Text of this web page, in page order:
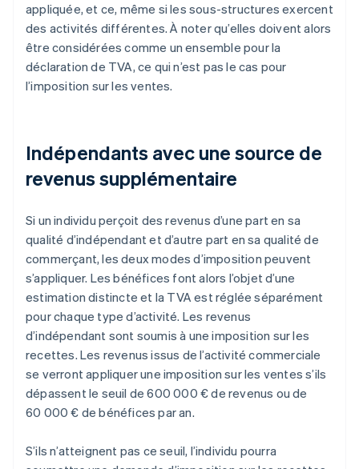
appliquée, et ce, même si les sous-structures exercent
des activités différentes. À noter qu’elles doivent alors
être considérées comme un ensemble pour la
déclaration de TVA, ce qui n’est pas le cas pour
l’imposition sur les ventes.
Indépendants avec une source de
revenus supplémentaire
Si un individu perçoit des revenus d’une part en sa
qualité d’indépendant et d’autre part en sa qualité de
commerçant, les deux modes d’imposition peuvent
s’appliquer. Les bénéfices font alors l’objet d’une
estimation distincte et la TVA est réglée séparément
pour chaque type d’activité. Les revenus
d’indépendant sont soumis à une imposition sur les
recettes. Les revenus issus de l’activité commerciale
se verront appliquer une imposition sur les ventes s’ils
dépassent le seuil de 600 000 € de revenus ou de
60 000 € de bénéfices par an.
S’ils n’atteignent pas ce seuil, l’individu pourra